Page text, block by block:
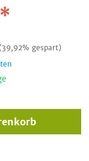
gespart)